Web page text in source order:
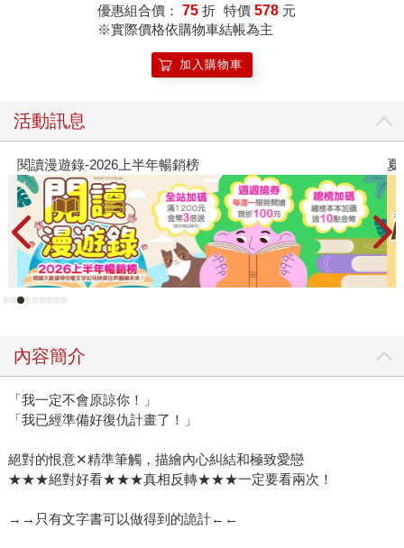
來的高中生墜樓案，人生開始失控，從此天翻地覆。 為了
追查墜樓真相，讀者跟著情節鋪陳一步步走向復仇計畫裡，
也跟著主角認識那人周圍的人事物、體會意想不到的人生，
步步推敲這場計畫將如何進行，而這場完美復仇也在報復的
討「愛」，真正的愛是什麼？是主動選擇、激情、責任或是
流傳下去？ 本書作者櫻井美奈是日本知名輕小說作家，擅
長描寫青春、愛戀題材，代表作包括《被我殺死的丈夫回來
了》、《高牆內的髮廊》，皆已翻拍成日劇。 作者擅長愛
戀筆風，細膩描繪高中生之間的關係與情感，她帶有獨特的
感性，閱讀時也能享受高中生才有的青春氣息，當我們越靠
近主角、越了解主角，在最後一刻揭曉真相時，才知道自己
優惠組合價： 75 折 特價 578 元
※實際價格依購物車結帳為主
加入購物車
活動訊息
閱讀漫遊錄-2026上半年暢銷榜 夏
內容簡介
「我一定不會原諒你！」
「我已經準備好復仇計畫了！」
絕對的恨意✕精準筆觸，描繪內心糾結和極致愛戀
★★★絕對好看★★★真相反轉★★★一定要看兩次！
→→只有文字書可以做得到的詭計←←